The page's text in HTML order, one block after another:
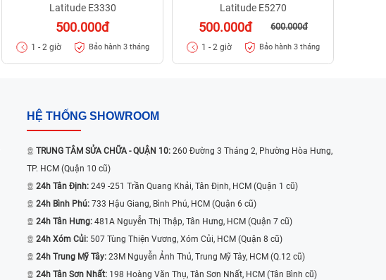
Latitude E3330
500.000đ
1 - 2 giờ Bảo hành 3 tháng
Latitude E5270
500.000đ 600.000đ
1 - 2 giờ Bảo hành 3 tháng
HỆ THỐNG SHOWROOM
TRUNG TÂM SỬA CHỮA - QUẬN 10: 260 Đường 3 Tháng 2, Phường Hòa Hưng,
TP. HCM (Quận 10 cũ)
24h Tân Định: 249 -251 Trần Quang Khải, Tân Định, HCM (Quận 1 cũ)
24h Bình Phú: 733 Hậu Giang, Bình Phú, HCM (Quận 6 cũ)
24h Tân Hưng: 481A Nguyễn Thị Thập, Tân Hưng, HCM (Quận 7 cũ)
24h Xóm Củi: 507 Tùng Thiện Vương, Xóm Củi, HCM (Quận 8 cũ)
24h Trung Mỹ Tây: 23M Nguyễn Ảnh Thủ, Trung Mỹ Tây, HCM (Q.12 cũ)
24h Tân Sơn Nhất: 198 Hoàng Văn Thụ, Tân Sơn Nhất, HCM (Tân Bình cũ)